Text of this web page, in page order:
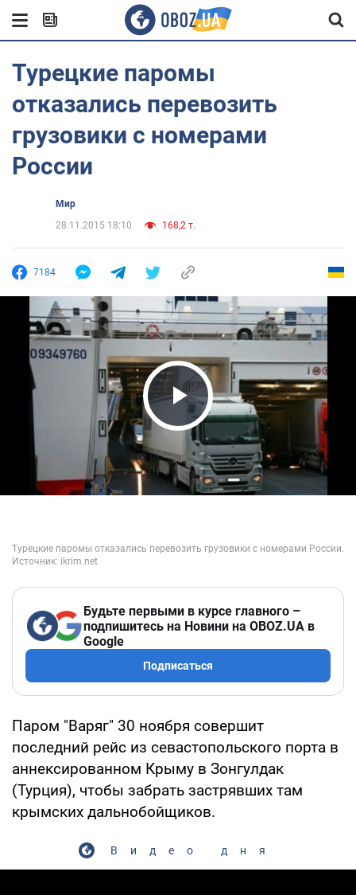
Турецкие паромы
отказались перевозить
грузовики с номерами
России
Мир
28.11.2015 18:10
168,2 т.
7184
Play Video
Будьте первыми в курсе главного –
подпишитесь на Новини на OBOZ.UA в
Google
Подписаться
Паром "Варяг" 30 ноября совершит
последний рейс из севастопольского порта в
аннексированном Крыму в Зонгулдак
(Турция), чтобы забрать застрявших там
крымских дальнобойщиков.
Видео дня